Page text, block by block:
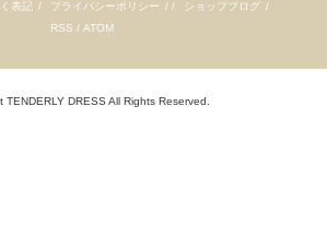
表記 / プライバシーポリシー / / ショップブログ /
RSS / ATOM
TENDERLY DRESS All Rights Reserved.